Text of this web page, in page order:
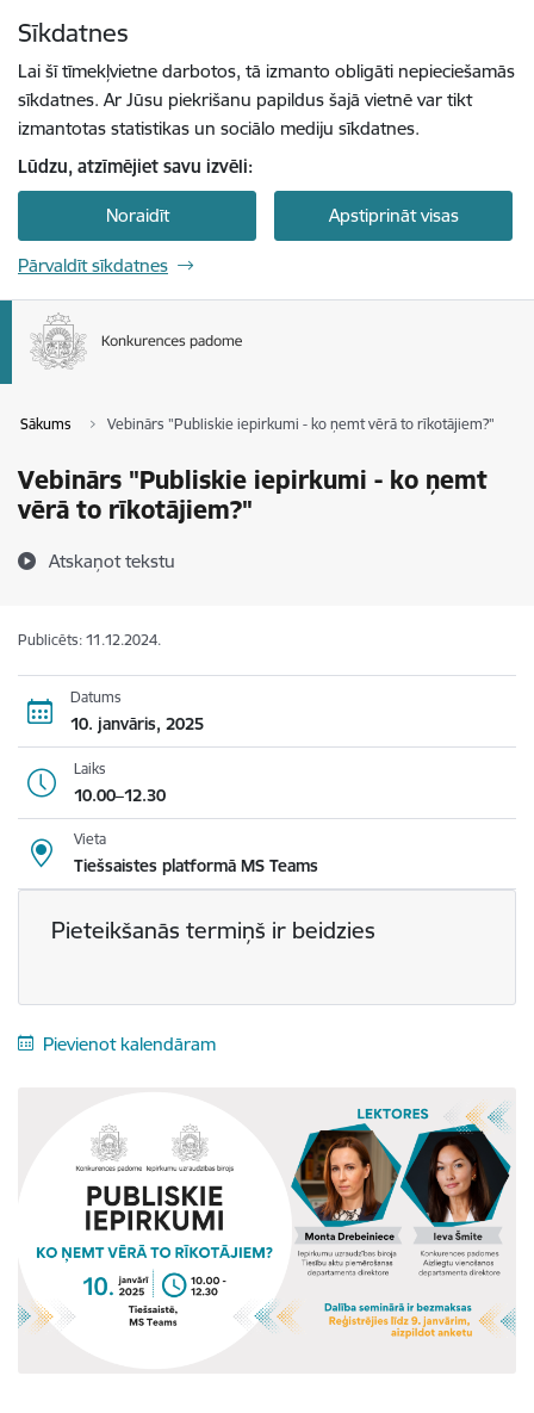
Sīkdatnes
Lai šī tīmekļvietne darbotos, tā izmanto obligāti nepieciešamās
sīkdatnes. Ar Jūsu piekrišanu papildus šajā vietnē var tikt
izmantotas statistikas un sociālo mediju sīkdatnes.
Lūdzu, atzīmējiet savu izvēli:
Noraidīt Apstiprināt visas
Pārvaldīt sīkdatnes
Sākums Vebinārs "Publiskie iepirkumi - ko ņemt vērā to rīkotājiem?"
Vebinārs "Publiskie iepirkumi - ko ņemt
vērā to rīkotājiem?"
Atskaņot tekstu
Publicēts: 11.12.2024.
Datums
10. janvāris, 2025
Laiks
10.00–12.30
Vieta
Tiešsaistes platformā MS Teams
Pieteikšanās termiņš ir beidzies
Pievienot kalendāram